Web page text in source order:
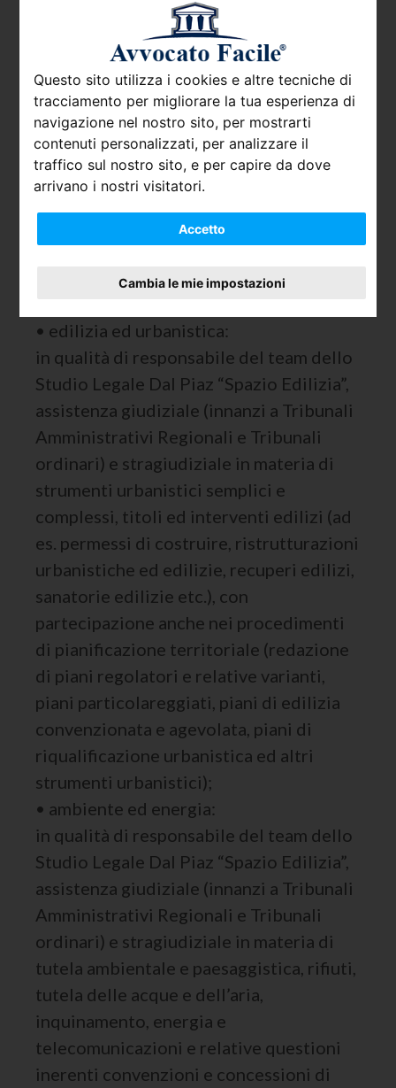
Questo sito utilizza i cookies e altre tecniche di
tracciamento per migliorare la tua esperienza di
navigazione nel nostro sito, per mostrarti
contenuti personalizzati, per analizzare il
traffico sul nostro sito, e per capire da dove
arrivano i nostri visitatori.
Accetto
Cambia le mie impostazioni
Avvocati Torino
Avvocati Firenze
Avvocati Napoli
Avvocati Bologna
Avvocati Bari
Avvocati Genova
Competenze
• edilizia ed urbanistica:
in qualità di responsabile del team dello
Studio Legale Dal Piaz “Spazio Edilizia”,
assistenza giudiziale (innanzi a Tribunali
Amministrativi Regionali e Tribunali
ordinari) e stragiudiziale in materia di
strumenti urbanistici semplici e
complessi, titoli ed interventi edilizi (ad
es. permessi di costruire, ristrutturazioni
urbanistiche ed edilizie, recuperi edilizi,
sanatorie edilizie etc.), con
partecipazione anche nei procedimenti
di pianificazione territoriale (redazione
di piani regolatori e relative varianti,
piani particolareggiati, piani di edilizia
convenzionata e agevolata, piani di
riqualificazione urbanistica ed altri
strumenti urbanistici);
• ambiente ed energia:
in qualità di responsabile del team dello
Studio Legale Dal Piaz “Spazio Edilizia”,
assistenza giudiziale (innanzi a Tribunali
Amministrativi Regionali e Tribunali
ordinari) e stragiudiziale in materia di
tutela ambientale e paesaggistica, rifiuti,
tutela delle acque e dell’aria,
inquinamento, energia e
telecomunicazioni e relative questioni
inerenti convenzioni e concessioni di